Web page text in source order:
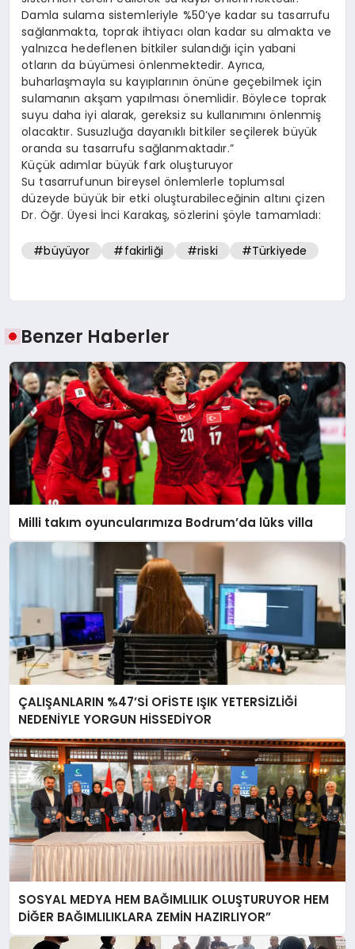
Damla sulama sistemleriyle %50’ye kadar su tasarrufu
sağlanmakta, toprak ihtiyacı olan kadar su almakta ve
yalnızca hedeflenen bitkiler sulandığı için yabani
otların da büyümesi önlenmektedir. Ayrıca,
buharlaşmayla su kayıplarının önüne geçebilmek için
sulamanın akşam yapılması önemlidir. Böylece toprak
suyu daha iyi alarak, gereksiz su kullanımını önlenmiş
olacaktır. Susuzluğa dayanıklı bitkiler seçilerek büyük
oranda su tasarrufu sağlanmaktadır.”
Küçük adımlar büyük fark oluşturuyor
Su tasarrufunun bireysel önlemlerle toplumsal
düzeyde büyük bir etki oluşturabileceğinin altını çizen
Dr. Öğr. Üyesi İnci Karakaş, sözlerini şöyle tamamladı:
#büyüyor #fakirliği #riski #Türkiyede
Benzer Haberler
Milli takım oyuncularımıza Bodrum’da lüks villa
ÇALIŞANLARIN %47’Sİ OFİSTE IŞIK YETERSİZLİĞİ
NEDENİYLE YORGUN HİSSEDİYOR
SOSYAL MEDYA HEM BAĞIMLILIK OLUŞTURUYOR HEM
DİĞER BAĞIMLILIKLARA ZEMİN HAZIRLIYOR”